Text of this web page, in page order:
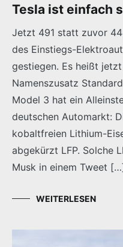
Tesla ist einfach
Jetzt 491 statt zuvor
des Einstiegs-
gestiegen. Es heißt
Namenszusatz
Model 3 hat ein
deutschen Automarkt:
kobaltfreien Lithium-
abgekürzt LFP. Solche
Musk in einem Tweet
WEITERLESEN